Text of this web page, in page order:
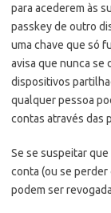
para acederem às
passkey de outro
uma chave que só
avisa que nunca se
dispositivos
qualquer pessoa
contas através das
Se se suspeitar
conta (ou se perder
podem ser